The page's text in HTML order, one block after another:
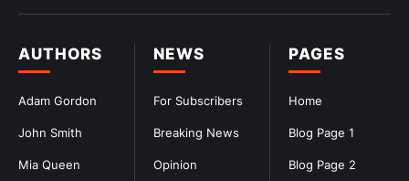
PAGES
Home
Blog Page 1
Blog Page 2
NEWS
For Subscribers
Breaking News
Opinion
AUTHORS
Adam Gordon
John Smith
Mia Queen